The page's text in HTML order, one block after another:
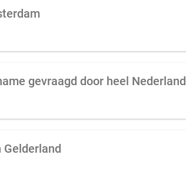
gevraagd door heel Nederland